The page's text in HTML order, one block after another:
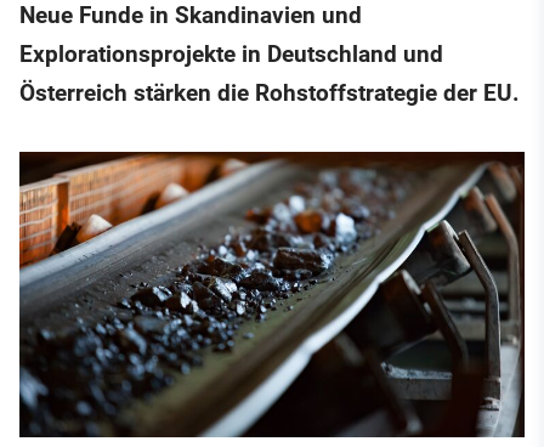
Neue Funde in Skandinavien und
Explorationsprojekte in Deutschland und
Österreich stärken die Rohstoffstrategie der EU.